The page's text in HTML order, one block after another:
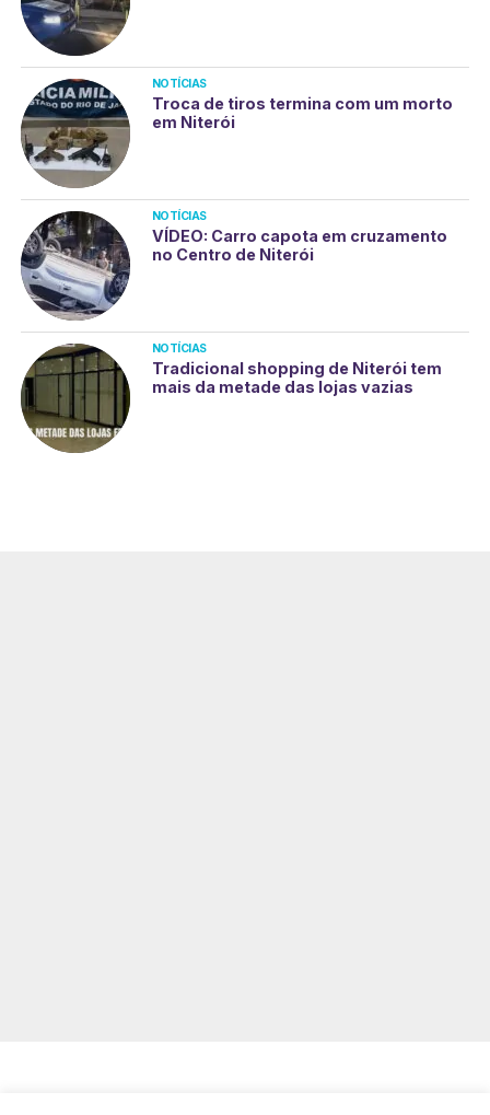
NOTÍCIAS
Troca de tiros termina com um morto
em Niterói
NOTÍCIAS
VÍDEO: Carro capota em cruzamento
no Centro de Niterói
NOTÍCIAS
Tradicional shopping de Niterói tem
mais da metade das lojas vazias